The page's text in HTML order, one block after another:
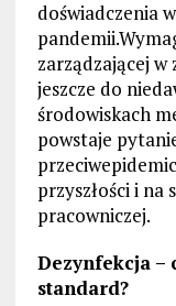
doświadczenia
zarządzającej
jeszcze do
środowiskach
powstaje
przyszłości i na
pracowniczej.
Dezynfekcja –
standard?